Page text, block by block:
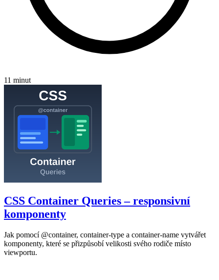
11 minut
CSS Container Queries – responsivní
komponenty
Jak pomocí @container, container-type a container-name vytvářet
komponenty, které se přizpůsobí velikosti svého rodiče místo
viewportu.